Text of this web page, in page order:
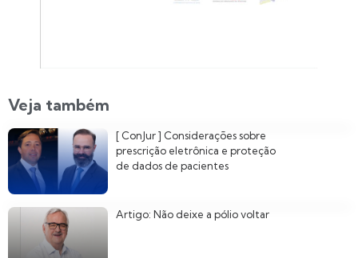
Veja também
[ ConJur ] Considerações sobre
prescrição eletrônica e proteção
de dados de pacientes
Artigo: Não deixe a pólio voltar